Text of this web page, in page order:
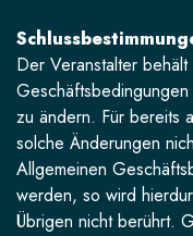
Der Veranstalter
zu ändern. Für bereits
solche Änderungen
Allgemeinen
werden, so wird
Übrigen nicht berührt.